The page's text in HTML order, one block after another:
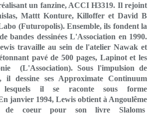
un fanzine, ACCI H3319. Il rejoint
Mattt Konture, Killoffer et David B
(Futuropolis). Ensemble, ils fondent la
bandes dessinées L'Association en 1990.
travaille au sein de l'atelier Nawak et
pavé de 500 pages, Lapinot et les
(L'Association). Sous l'impulsion de
il dessine ses Approximate Continuum
il se raconte sous forme
janvier 1994, Lewis obtient à Angoulême
de coeur pour son livre Slaloms